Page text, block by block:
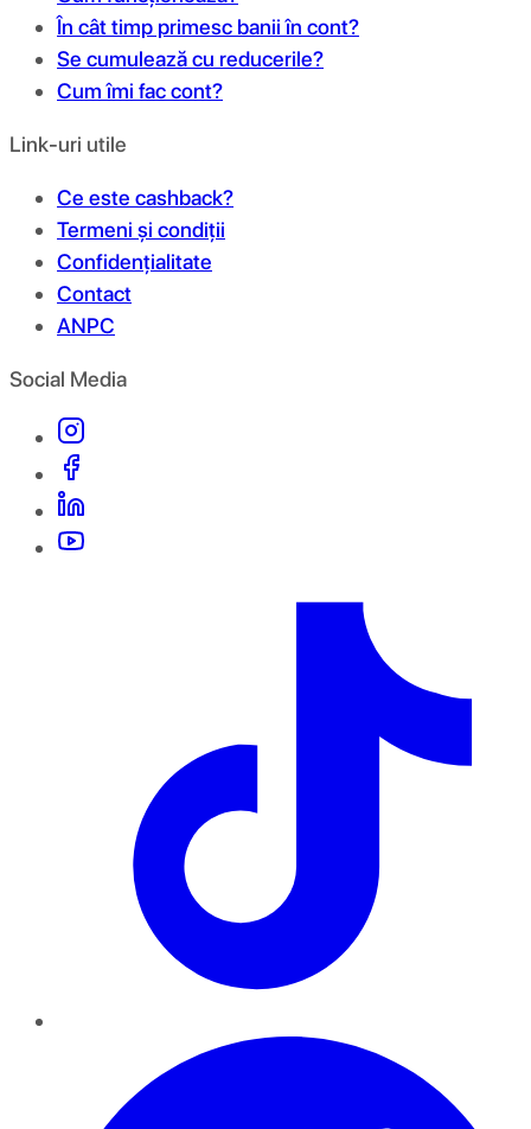
În cât timp primesc banii în cont?
Se cumulează cu reducerile?
Cum îmi fac cont?
Link-uri utile
Ce este cashback?
Termeni și condiții
Confidențialitate
Contact
ANPC
Social Media